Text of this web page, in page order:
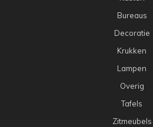
Bureaus
Decoratie
Krukken
Lampen
Overig
Tafels
Zitmeubels